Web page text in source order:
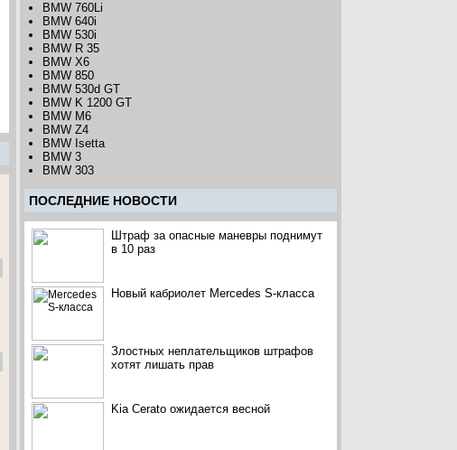
BMW 760Li
BMW 640i
BMW 530i
BMW R 35
BMW X6
BMW 850
BMW 530d GT
BMW K 1200 GT
BMW M6
BMW Z4
BMW Isetta
BMW 3
BMW 303
ПОCЛЕДНИЕ НОВОСТИ
Штраф за опасные маневры поднимут
в 10 раз
Новый кабриолет Mercedes S-класса
Злостных неплательщиков штрафов
хотят лишать прав
Kia Cerato ожидается весной